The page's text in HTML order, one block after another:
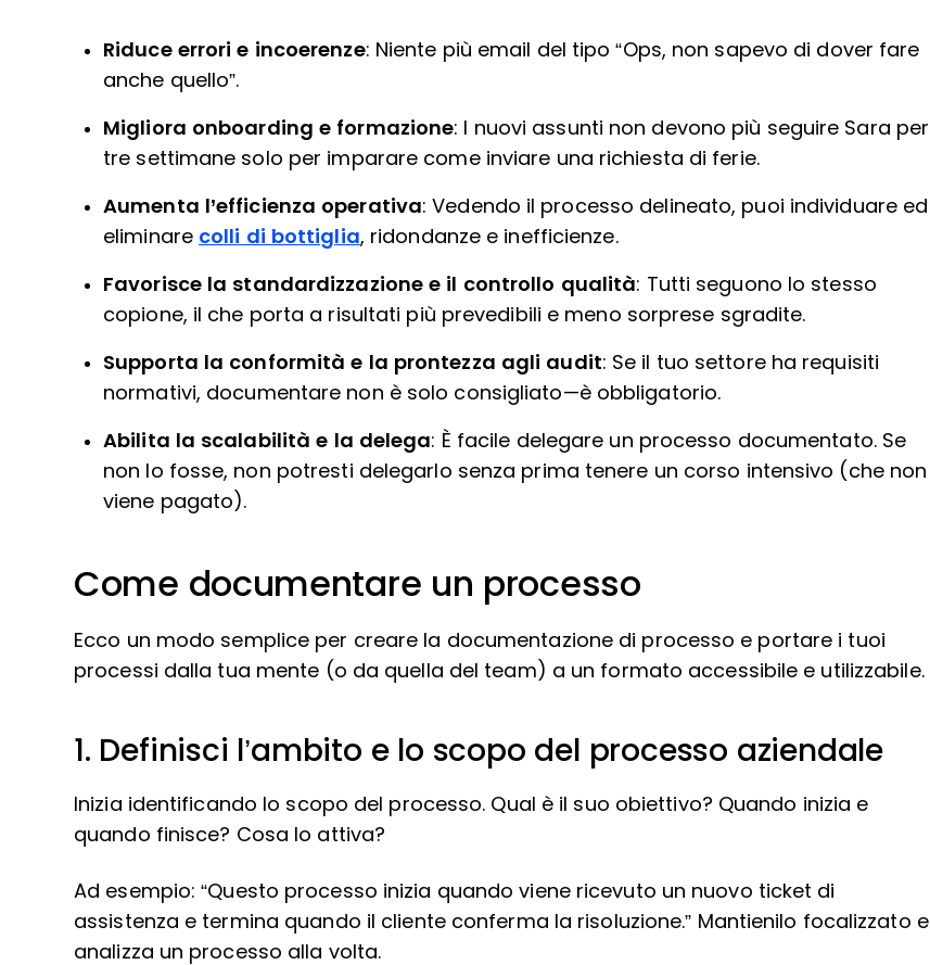
Riduce errori e incoerenze: Niente più email del tipo “Ops, non sapevo di dover fare
anche quello”.
Migliora onboarding e formazione: I nuovi assunti non devono più seguire Sara per
tre settimane solo per imparare come inviare una richiesta di ferie.
Aumenta l’efficienza operativa: Vedendo il processo delineato, puoi individuare ed
eliminare colli di bottiglia, ridondanze e inefficienze.
Favorisce la standardizzazione e il controllo qualità: Tutti seguono lo stesso
copione, il che porta a risultati più prevedibili e meno sorprese sgradite.
Supporta la conformità e la prontezza agli audit: Se il tuo settore ha requisiti
normativi, documentare non è solo consigliato—è obbligatorio.
Abilita la scalabilità e la delega: È facile delegare un processo documentato. Se
non lo fosse, non potresti delegarlo senza prima tenere un corso intensivo (che non
viene pagato).
Come documentare un processo
Ecco un modo semplice per creare la documentazione di processo e portare i tuoi
processi dalla tua mente (o da quella del team) a un formato accessibile e utilizzabile.
1. Definisci l’ambito e lo scopo del processo aziendale
Inizia identificando lo scopo del processo. Qual è il suo obiettivo? Quando inizia e
quando finisce? Cosa lo attiva?
Ad esempio: “Questo processo inizia quando viene ricevuto un nuovo ticket di
assistenza e termina quando il cliente conferma la risoluzione.” Mantienilo focalizzato e
analizza un processo alla volta.